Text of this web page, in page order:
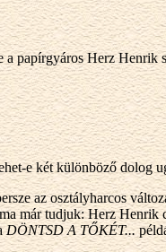
papírgyáros Herz Henrik
e két különböző dolog
az osztályharcos
már tudjuk: Herz
DÖNTSD A TŐKÉT...